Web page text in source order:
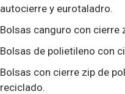
autocierre y eurotaladro.
Bolsas canguro con cierre
Bolsas de polietileno con
Bolsas con cierre zip de
reciclado.